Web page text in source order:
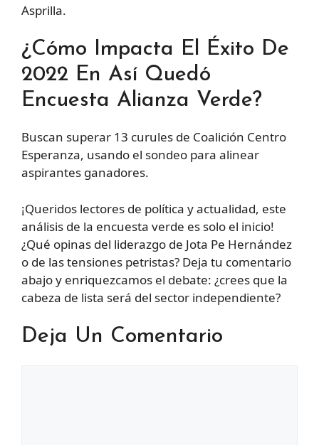
Asprilla.
¿Cómo Impacta El Éxito De
2022 En Así Quedó
Encuesta Alianza Verde?
Buscan superar 13 curules de Coalición Centro
Esperanza, usando el sondeo para alinear
aspirantes ganadores.
¡Queridos lectores de política y actualidad, este
análisis de la encuesta verde es solo el inicio!
¿Qué opinas del liderazgo de Jota Pe Hernández
o de las tensiones petristas? Deja tu comentario
abajo y enriquezcamos el debate: ¿crees que la
cabeza de lista será del sector independiente?
Deja Un Comentario